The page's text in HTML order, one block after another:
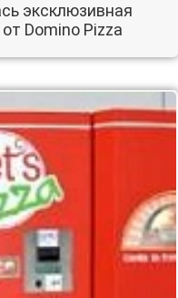
эксклюзивная
Domino Pizza